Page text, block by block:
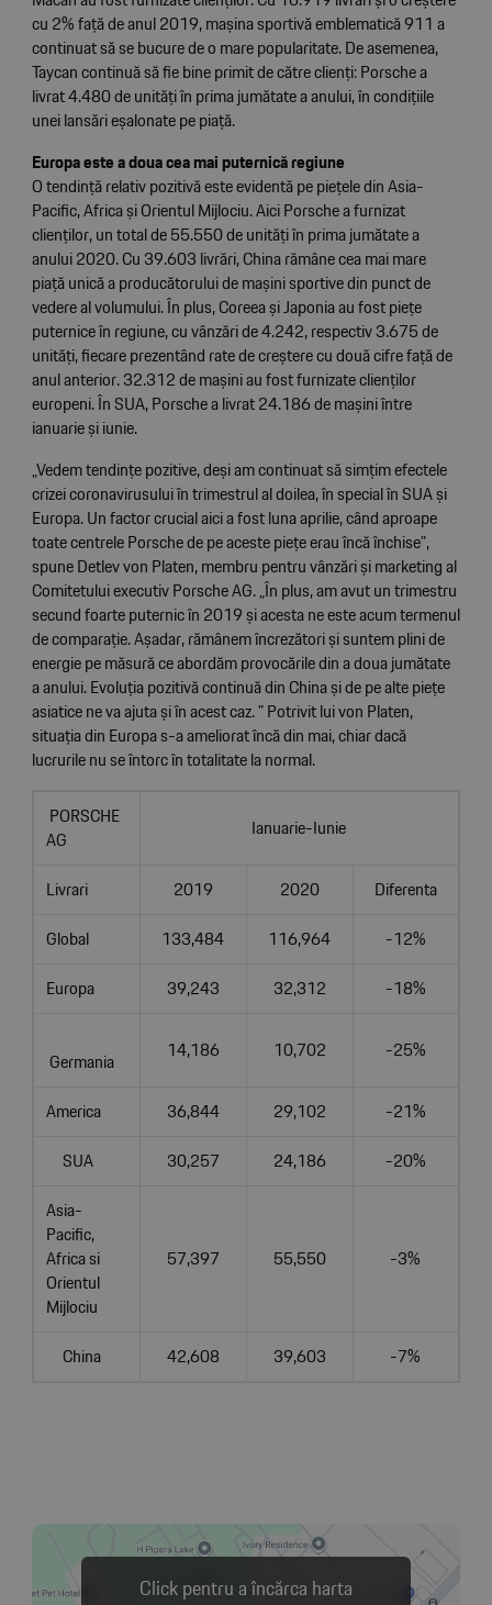
cu 2% față de anul 2019, mașina sportivă emblematică 911 a
continuat să se bucure de o mare popularitate. De asemenea,
Taycan continuă să fie bine primit de către clienți: Porsche a
livrat 4.480 de unități în prima jumătate a anului, în condițiile
unei lansări eșalonate pe piață.
Europa este a doua cea mai puternică regiune
O tendință relativ pozitivă este evidentă pe piețele din Asia-
Pacific, Africa și Orientul Mijlociu. Aici Porsche a furnizat
clienților, un total de 55.550 de unități în prima jumătate a
anului 2020. Cu 39.603 livrări, China rămâne cea mai mare
piață unică a producătorului de mașini sportive din punct de
vedere al volumului. În plus, Coreea și Japonia au fost piețe
puternice în regiune, cu vânzări de 4.242, respectiv 3.675 de
unități, fiecare prezentând rate de creștere cu două cifre față de
anul anterior. 32.312 de mașini au fost furnizate clienților
europeni. În SUA, Porsche a livrat 24.186 de mașini între
ianuarie și iunie.
„Vedem tendințe pozitive, deși am continuat să simțim efectele
crizei coronavirusului în trimestrul al doilea, în special în SUA și
Europa. Un factor crucial aici a fost luna aprilie, când aproape
toate centrele Porsche de pe aceste piețe erau încă închise”,
spune Detlev von Platen, membru pentru vânzări și marketing al
Comitetului executiv Porsche AG. „În plus, am avut un trimestru
secund foarte puternic în 2019 și acesta ne este acum termenul
de comparație. Așadar, rămânem încrezători și suntem plini de
energie pe măsură ce abordăm provocările din a doua jumătate
a anului. Evoluția pozitivă continuă din China și de pe alte piețe
asiatice ne va ajuta și în acest caz. " Potrivit lui von Platen,
situația din Europa s-a ameliorat încă din mai, chiar dacă
lucrurile nu se întorc în totalitate la normal.
PORSCHE
AG
Ianuarie-Iunie
Livrari 2019 2020
Diferenta
Global
133,484 116,964
-12%
Europa
39,243 32,312 -18%
Germania 14,186 10,702 -25%
America 36,844 29,102
-21%
SUA
30,257 24,186
-20%
Asia-
Pacific,
Africa si
Orientul
Mijlociu
57,397 55,550 -3%
China 42,608 39,603 -7%
Click pentru a încărca harta